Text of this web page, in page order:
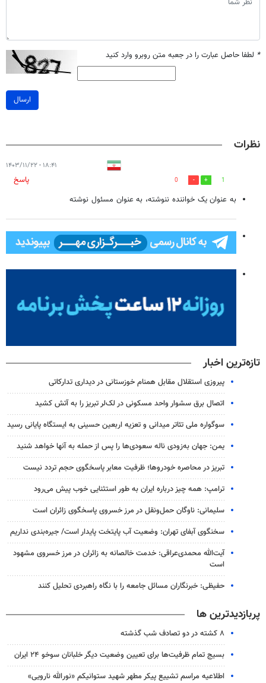
* لطفا حاصل عبارت را در جعبه متن روبرو وارد کنید
ارسال
نظرات
۱۸:۴۱ - ۱۴۰۳/۱۱/۲۲
1
0
پاسخ
به عنوان یک خواننده ننوشته، به عنوان مسئول نوشته
تازه‌ترین اخبار
پیروزی استقلال مقابل همنام خوزستانی در دیداری تدارکاتی
اتصال برق سشوار واحد مسکونی در لک‌لر تبریز را به آتش کشید
سوگواره ملی تئاتر میدانی و تعزیه اربعین حسینی به ایستگاه پایانی رسید
یمن: جهان به‌زودی ناله سعودی‌ها را پس از حمله به آنها خواهد شنید
تبریز در محاصره خودروها؛ ظرفیت معابر پاسخگوی حجم تردد نیست
ترامپ: همه چیز درباره ایران به طور استثنایی خوب پیش می‌رود
سلیمانی: ناوگان حمل‌ونقل در مرز خسروی پاسخگوی زائران است
سخنگوی آبفای تهران: وضعیت آب پایتخت پایدار است/ جیره‌بندی نداریم
آیت‌الله محمدی‌عراقی: خدمت خالصانه به زائران در مرز خسروی مشهود
است
حفیظی: خبرنگاران مسائل جامعه را با نگاه راهبردی تحلیل کنند
پربازدیدترین ها
۸ کشته در دو تصادف شب گذشته
بسیج تمام ظرفیت‌ها برای تعیین وضعیت دیگر خلبانان سوخو ۲۴ ایران
اطلاعیه مراسم تشییع پیکر مطهر شهید ستوانیکم «نورالله نارویی»